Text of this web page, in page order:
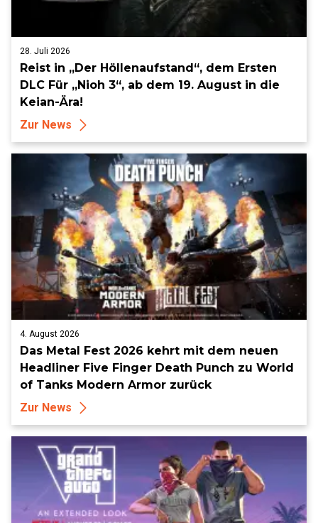
28. Juli 2026
Reist in „Der Höllenaufstand“, dem Ersten
DLC Für „Nioh 3“, ab dem 19. August in die
Keian-Ära!
Zur News
4. August 2026
Das Metal Fest 2026 kehrt mit dem neuen
Headliner Five Finger Death Punch zu World
of Tanks Modern Armor zurück
Zur News